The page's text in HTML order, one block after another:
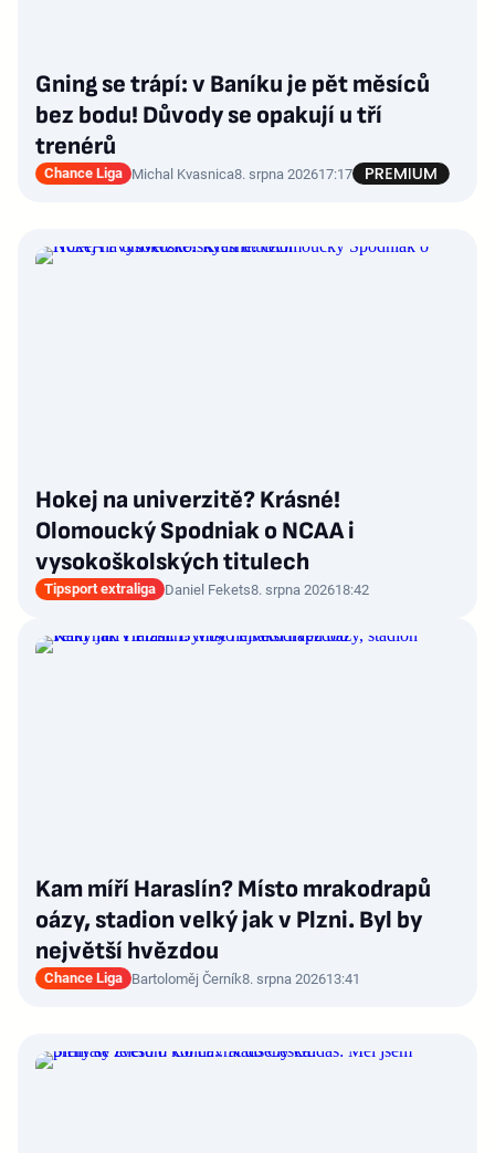
Gning se trápí: v Baníku je pět měsíců
bez bodu! Důvody se opakují u tří
trenérů
Chance Liga Michal Kvasnica8. srpna 202617:17
Hokej na univerzitě? Krásné!
Olomoucký Spodniak o NCAA i
vysokoškolských titulech
Tipsport extraliga Daniel Fekets8. srpna 202618:42
Kam míří Haraslín? Místo mrakodrapů
oázy, stadion velký jak v Plzni. Byl by
největší hvězdou
Chance Liga Bartoloměj Černík8. srpna 202613:41